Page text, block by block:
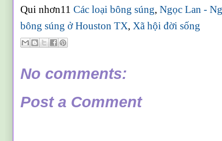
Qui nhơn11Các loại bông súng,Ngọc Lan -
bông súng ở Houston TX,Xã hội đời sống
No comments:
Post a Comment